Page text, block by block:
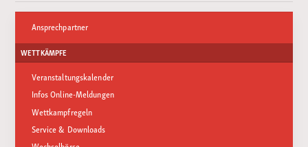
Ansprechpartner
WETTKÄMPFE
Veranstaltungskalender
Infos Online-Meldungen
Wettkampfregeln
Service & Downloads